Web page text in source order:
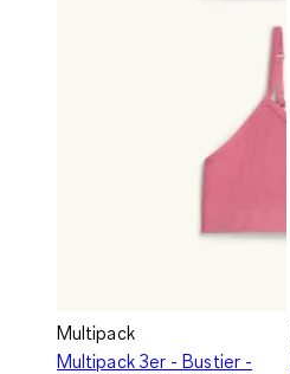
Multipack
Multipack 3er - Bustier -